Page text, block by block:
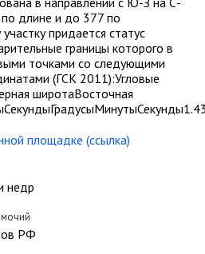
длине и до 377 по
придается статус
границы которого в
точками со следующими
(ГСК 2011):Угловые
широтаВосточная
площадке (ссылка)
недр
РФ